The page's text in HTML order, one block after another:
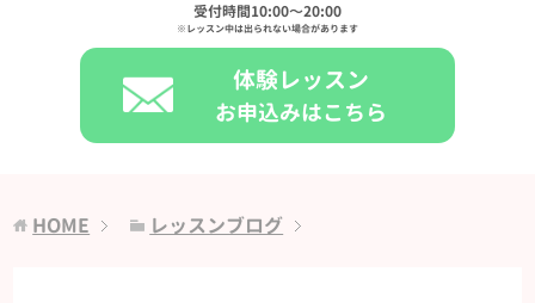
受付時間10:00〜20:00
※レッスン中は出られない場合があります
体験レッスン
お申込みはこちら
HOME レッスンブログ